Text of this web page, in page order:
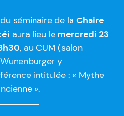
séminaire de la Chaire
aura lieu lemercredi 23
, au CUM (salon
y
intitulée : « Mythe
».